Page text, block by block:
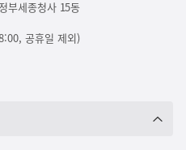
부세종청사 15동
공휴일 제외)